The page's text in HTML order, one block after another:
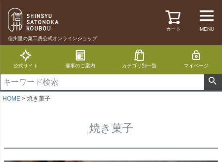
信州里の菓工房公式オンラインショップ
カート MENU
公式サイト 催事のご案内 カテゴリ別一覧 マイページ
HOME 焼き菓子
焼き菓子